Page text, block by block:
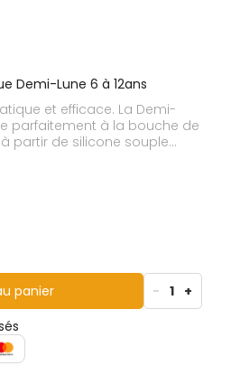
Demi-Lune 6 à 12ans
et efficace. La Demi-
parfaitement à la bouche de
partir de silicone souple
sont confortables sur les
votre enfant.
panier - 1 +